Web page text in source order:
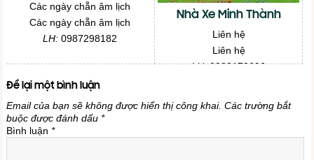
Các ngày chẵn âm lịch
Các ngày chẵn âm lịch
LH:0987298182
Nhà Xe Minh Thành
Liên hệ
Liên hệ
LH:0982173606
Để lại một bình luận
Email của bạn sẽ không được hiển thị công khai. Các trường bắt
buộc được đánh dấu *
Bình luận *